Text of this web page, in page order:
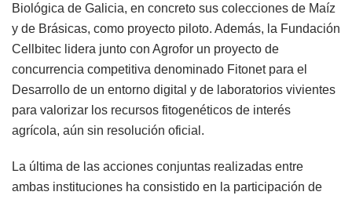
Biológica de Galicia, en concreto sus colecciones de Maíz
y de Brásicas, como proyecto piloto. Además, la Fundación
Cellbitec lidera junto con Agrofor un proyecto de
concurrencia competitiva denominado Fitonet para el
Desarrollo de un entorno digital y de laboratorios vivientes
para valorizar los recursos fitogenéticos de interés
agrícola, aún sin resolución oficial.
La última de las acciones conjuntas realizadas entre
ambas instituciones ha consistido en la participación de